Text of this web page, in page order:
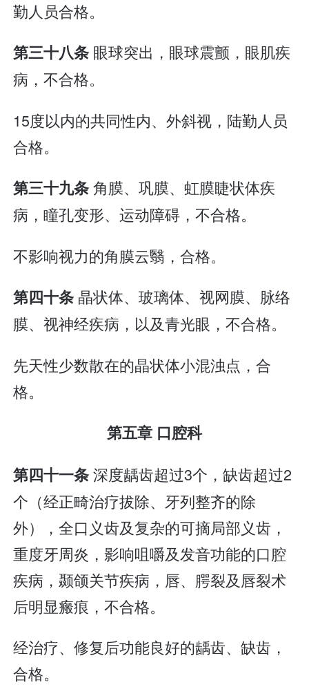
勤人员合格。
第三十八条 眼球突出，眼球震颤，眼肌疾
病，不合格。
15度以内的共同性内、外斜视，陆勤人员
合格。
第三十九条角膜、巩膜、虹膜睫状体疾
病，瞳孔变形、运动障碍，不合格。
不影响视力的角膜云翳，合格。
第四十条 晶状体、玻璃体、视网膜、脉络
膜、视神经疾病，以及青光眼，不合格。
先天性少数散在的晶状体小混浊点，合
格。
第五章 口腔科
第四十一条深度龋齿超过3个，缺齿超过2
个（经正畸治疗拔除、牙列整齐的除
外），全口义齿及复杂的可摘局部义齿，
重度牙周炎，影响咀嚼及发音功能的口腔
疾病，颞颌关节疾病，唇、腭裂及唇裂术
后明显瘢痕，不合格。
经治疗、修复后功能良好的龋齿、缺齿，
合格。